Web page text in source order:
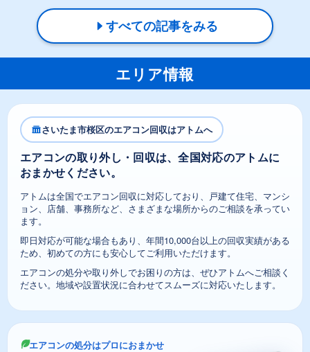
すべての記事をみる
エリア情報
さいたま市桜区のエアコン回収はアトムへ
エアコンの取り外し・回収は、全国対応のアトムに
おまかせください。
アトムは全国でエアコン回収に対応しており、戸建て住宅、マンシ
ョン、店舗、事務所など、さまざまな場所からのご相談を承ってい
ます。
即日対応が可能な場合もあり、年間10,000台以上の回収実績がある
ため、初めての方にも安心してご利用いただけます。
エアコンの処分や取り外しでお困りの方は、ぜひアトムへご相談く
ださい。地域や設置状況に合わせてスムーズに対応いたします。
エアコンの処分はプロにおまかせ